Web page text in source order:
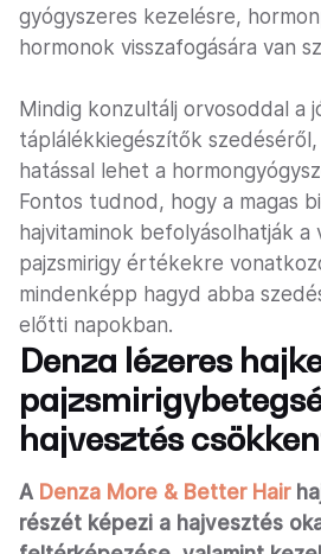
gyógyszeres kezelésre,
hormonok visszafogására van
Mindig konzultálj orvosoddal a
táplálékkiegészítők szedéséről,
hatással lehet a
Fontos tudnod, hogy a magas
hajvitaminok befolyásolhatják a
pajzsmirigy értékekre
mindenképp hagyd abba
előtti napokban.
Denza lézeres
hajvesztés
A Denza More & Better Hair
részét képezi a hajvesztés